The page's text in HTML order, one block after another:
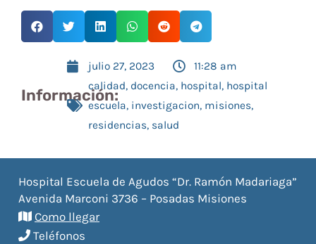
Información:
julio 27, 2023
11:28 am
calidad, docencia, hospital, hospital
escuela, investigacion, misiones,
residencias, salud
Hospital Escuela de Agudos “Dr. Ramón Madariaga”
Avenida Marconi 3736 – Posadas Misiones
Como llegar
Teléfonos